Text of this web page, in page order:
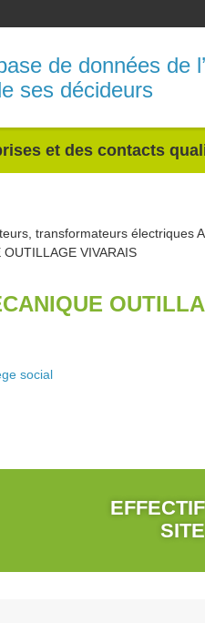
de données de
ses décideurs
et des contacts
transformateurs électriques
OUTILLAGE VIVARAIS
social
EFFECTIF
SITE